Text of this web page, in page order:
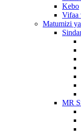
Kebo
Vifaa
Matumizi
MR